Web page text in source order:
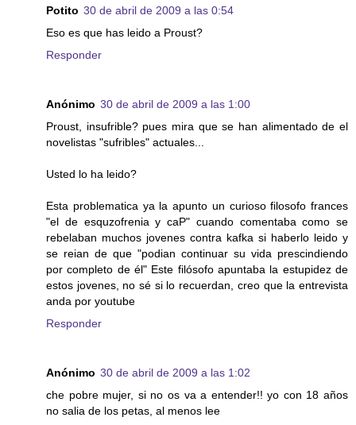
Potito 30 de abril de 2009 a las 0:54
Eso es que has leido a Proust?
Responder
Anónimo 30 de abril de 2009 a las 1:00
Proust, insufrible? pues mira que se han alimentado de el
novelistas "sufribles" actuales...
Usted lo ha leido?
Esta problematica ya la apunto un curioso filosofo frances
"el de esquzofrenia y caP" cuando comentaba como se
rebelaban muchos jovenes contra kafka si haberlo leido y
se reian de que "podian continuar su vida prescindiendo
por completo de él" Este filósofo apuntaba la estupidez de
estos jovenes, no sé si lo recuerdan, creo que la entrevista
anda por youtube
Responder
Anónimo 30 de abril de 2009 a las 1:02
che pobre mujer, si no os va a entender!! yo con 18 años
no salia de los petas, al menos lee